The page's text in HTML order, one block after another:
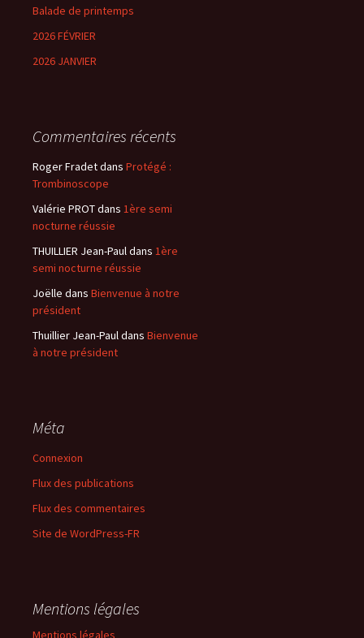
Balade de printemps
2026 FÉVRIER
2026 JANVIER
Commentaires récents
Roger Fradetdans Protégé :
Trombinoscope
Valérie PROTdans 1ère semi
nocturne réussie
THUILLIER Jean-Pauldans 1ère
semi nocturne réussie
Joëlle dans Bienvenue à notre
président
Thuillier Jean-Pauldans Bienvenue
à notre président
Méta
Connexion
Flux des publications
Flux des commentaires
Site de WordPress-FR
Mentions légales
Mentions légales